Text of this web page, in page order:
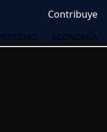
Contribuye
ECONOMÍA